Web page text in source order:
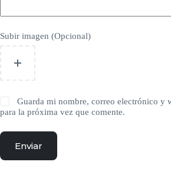
Subir imagen (Opcional)
Guarda mi nombre, correo electrónico y
para la próxima vez que comente.
Enviar